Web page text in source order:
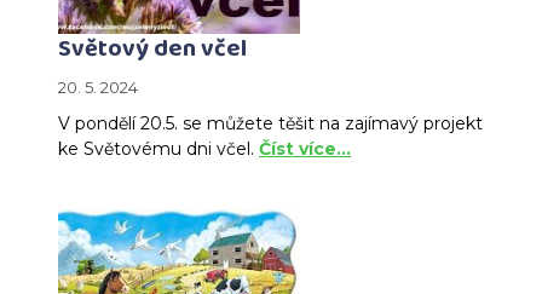
Světový den včel
20. 5. 2024
V pondělí 20.5. se můžete těšit na zajímavý projekt
ke Světovému dni včel. Číst více…